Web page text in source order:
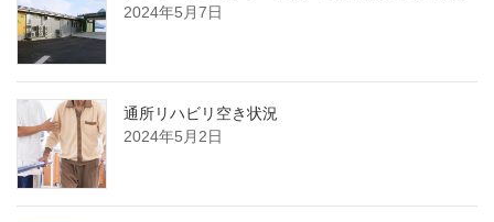
2024年5月7日
通所リハビリ空き状況
2024年5月2日